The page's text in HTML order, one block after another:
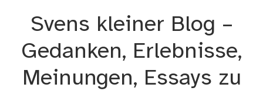
Svens kleiner Blog –
Gedanken, Erlebnisse,
Meinungen, Essays zu